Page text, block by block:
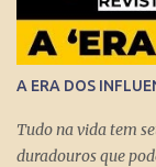
A ERA DOS
Tudo na vida tem
duradouros que